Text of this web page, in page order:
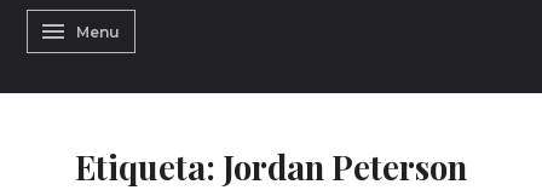
Menu
Etiqueta: Jordan Peterson